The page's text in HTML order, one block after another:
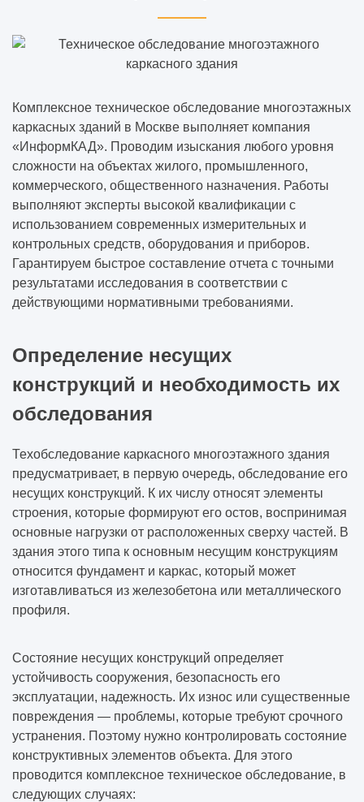
Комплексное техническое обследование многоэтажных
каркасных зданий в Москве выполняет компания
«ИнформКАД». Проводим изыскания любого уровня
сложности на объектах жилого, промышленного,
коммерческого, общественного назначения. Работы
выполняют эксперты высокой квалификации с
использованием современных измерительных и
контрольных средств, оборудования и приборов.
Гарантируем быстрое составление отчета с точными
результатами исследования в соответствии с
действующими нормативными требованиями.
Определение несущих
конструкций и необходимость их
обследования
Техобследование каркасного многоэтажного здания
предусматривает, в первую очередь, обследование его
несущих конструкций. К их числу относят элементы
строения, которые формируют его остов, воспринимая
основные нагрузки от расположенных сверху частей. В
здания этого типа к основным несущим конструкциям
относится фундамент и каркас, который может
изготавливаться из железобетона или металлического
профиля.
Состояние несущих конструкций определяет
устойчивость сооружения, безопасность его
эксплуатации, надежность. Их износ или существенные
повреждения — проблемы, которые требуют срочного
устранения. Поэтому нужно контролировать состояние
конструктивных элементов объекта. Для этого
проводится комплексное техническое обследование, в
следующих случаях: